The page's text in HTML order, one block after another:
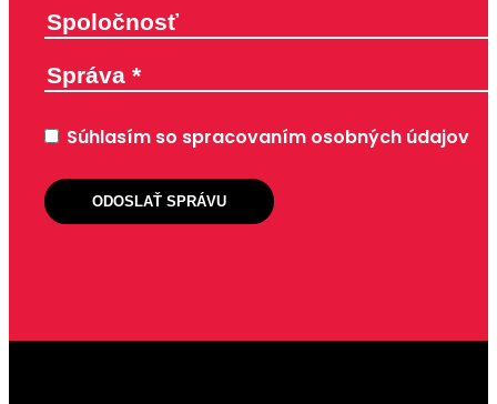
Súhlasím so spracovaním osobných údajov
ODOSLAŤ SPRÁVU